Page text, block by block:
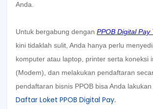
Anda.
Untuk bergabung dengan PPOB Digital Pay
kini tidaklah sulit, Anda hanya perlu
komputer atau laptop, printer serta koneksi
(Modem), dan melakukan pendaftaran
pendaftaran bisnis PPOB bisa Anda
Daftar Loket PPOB Digital Pay.